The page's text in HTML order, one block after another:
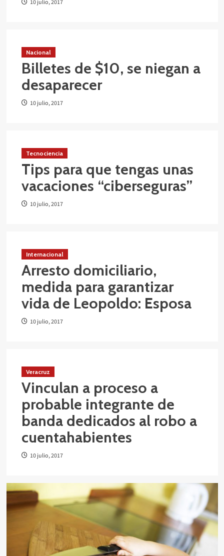
10 julio, 2017
Nacional
Billetes de $10, se niegan a
desaparecer
10 julio, 2017
Tecnociencia
Tips para que tengas unas
vacaciones “ciberseguras”
10 julio, 2017
Internacional
Arresto domiciliario,
medida para garantizar
vida de Leopoldo: Esposa
10 julio, 2017
Veracruz
Vinculan a proceso a
probable integrante de
banda dedicados al robo a
cuentahabientes
10 julio, 2017